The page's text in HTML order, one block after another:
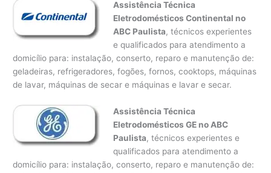
Assistência Técnica
Eletrodomésticos Continental no
ABC Paulista, técnicos experientes
e qualificados para atendimento a
domicílio para: instalação, conserto, reparo e manutenção de:
geladeiras, refrigeradores, fogões, fornos, cooktops, máquinas
de lavar, máquinas de secar e máquinas e lavar e secar.
Assistência Técnica
Eletrodomésticos GE no ABC
Paulista, técnicos experientes e
qualificados para atendimento a
domicílio para: instalação, conserto, reparo e manutenção de: